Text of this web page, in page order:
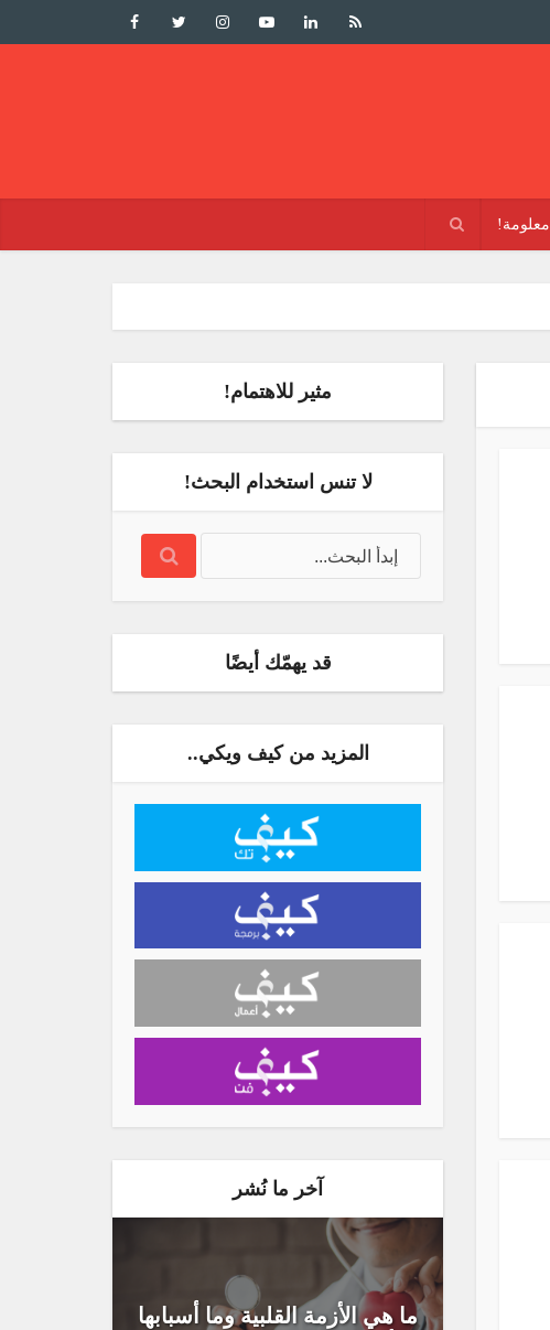
معلومة!
مثير للاهتمام!
لا تنس استخدام البحث!
قد يهمّك أيضًا
المزيد من كيف ويكي..
آخر ما نُشر
ما هي الأزمة القلبية وما أسبابها